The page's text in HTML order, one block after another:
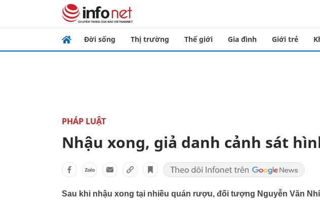
Đời sống Thị trường Thế giới Gia đình Giới trẻ
PHÁP LUẬT
Nhậu xong, giả danh cảnh sát
Sau khi nhậu xong tại nhiều quán rượu, đối tượng Nguyễn Văn